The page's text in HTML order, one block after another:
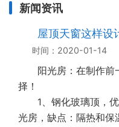
新闻资讯
屋顶天窗这样设
时间：2020-01-14
阳光房：在制作前
择！
1、钢化玻璃顶，优
光房，缺点：隔热和保